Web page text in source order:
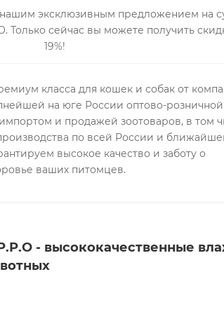
– 3%, зола – 8%, кальций – 1,5%, фосфор
кислот – 2%, влажность не более
Витамин А - 20000 МЕ, Витамин
10 мг, В5 Пантотеновая кислота - 20
В7 Биотин - 0,4 мг, Витамин В12 -
г, Медь - 11 мг, Железо - 100 мг,
- 100 мг, Йод - 2 мг.
нашим эксклюзивным предложением на
Только сейчас вы можете получить
19%!
класса для кошек и собак от
на юге России оптово-розничной
и продажей зоотоваров, в том
по всей России и
высокое качество и заботу о
ваших питомцев.
- высококачественные